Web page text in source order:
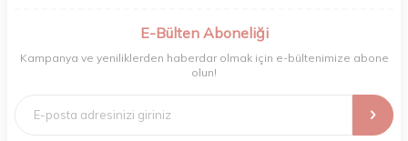
odaklanıyoruz. Doğal içerikleri bilimsel formüllerle birleştirerek saç ve
ihtiyaçlarını dinleyerek her zaman en iyisini sunmayı hedefliyor,
bağlılığımızla güzellik yolculuğunuzda yanınızdayız.
E-Bülten Aboneliği
Kampanya ve yeniliklerden haberdar olmak için e-bültenimize abone
olun!